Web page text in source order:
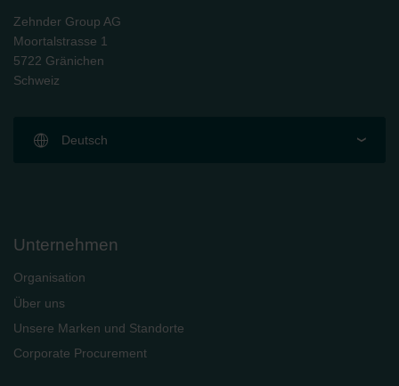
Zehnder Group AG
Moortalstrasse 1
5722 Gränichen
Schweiz
Deutsch
Unternehmen
Organisation
Über uns
Unsere Marken und Standorte
Corporate Procurement